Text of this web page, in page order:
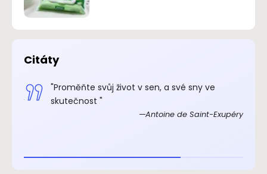
Citáty
"Proměňte svůj život v sen, a své sny ve
skutečnost "
Antoine de Saint-Exupéry